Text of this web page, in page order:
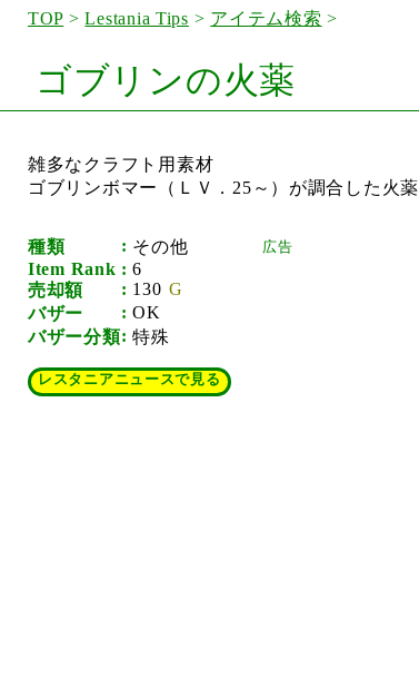
TOP >Lestania Tips > アイテム検索 >
ゴブリンの火薬
雑多なクラフト用素材
ゴブリンボマー（ＬＶ．25～）が調合した火薬
種類
その他
Item Rank
6
売却額
130
バザー
OK
バザー分類
特殊
レスタニアニュースで見る